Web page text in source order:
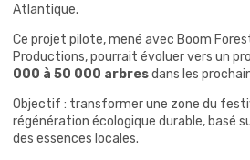
Atlantique.
Ce projet pilote, mené avec Boom
Productions, pourrait évoluer vers un
000 à 50 000 arbresdans les
Objectif : transformer une zone du
régénération écologique durable, basé
des essences locales.